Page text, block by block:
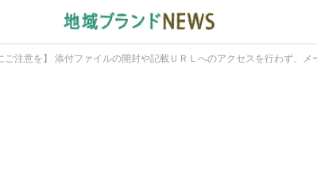
注意を】 添付ファイルの開封や記載ＵＲＬへのアクセスを行わず、メ